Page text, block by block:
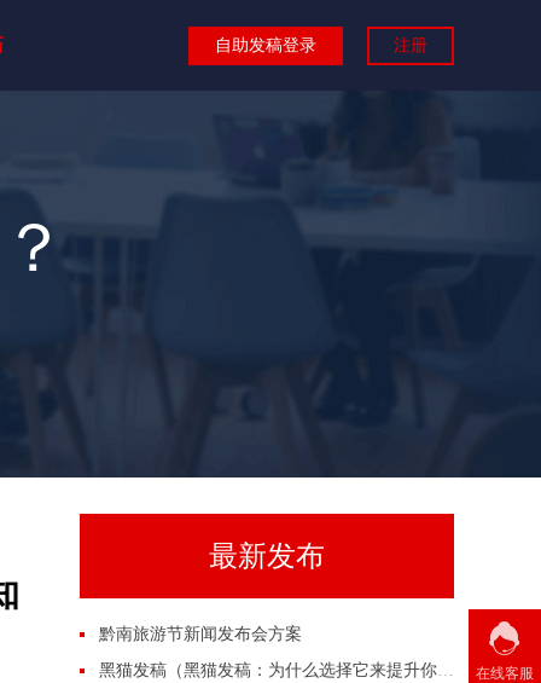
自助发稿登录 注册
最新发布
黔南旅游节新闻发布会方案
黑猫发稿（黑猫发稿：为什么选择它来提升你的营销效果？）
在线客服